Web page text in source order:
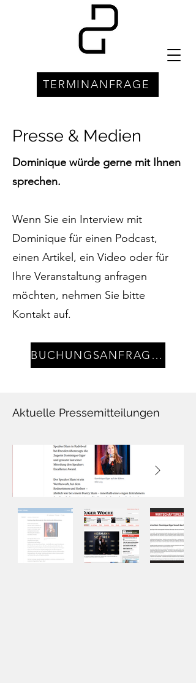
TERMINANFRAGE
Presse & Medien
Dominique würde gerne mit Ihnen
sprechen.
Wenn Sie ein Interview mit
Dominique für einen Podcast,
einen Artikel, ein Video oder für
Ihre Veranstaltung anfragen
möchten, nehmen Sie bitte
Kontakt auf.
BUCHUNGSANFRAGE AN DOMINIQUE
Aktuelle Pressemitteilungen